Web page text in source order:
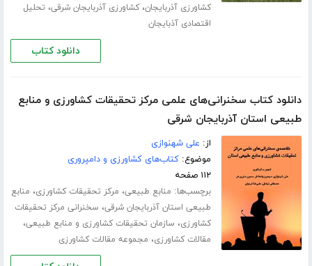
کشاورزی آذربایجان،کشاورزی آذربایجان شرقی، تحلیل
اقتصادی آذبایجان
دانلود کتاب
دانلود کتاب سخنرانی‌های علمی مرکز تحقیقات کشاورزی و منابع
طبیعی استان آذربایجان شرقی
از: علی شهنوازی
موضوع:کتاب‌های کشاورزی و دامپروری
۱۱۲ صفحه
برچسب‌ها: منابع طبیعی، مرکز تحقیقات کشاورزی، منابع
طبیعی استان آذربایجان شرقی، سخنرانی مرکز تحقیقات
کشاورزی، سازمان تحقیقات کشاورزی و منابع طبیعی،
مقالات کشاورزی، مجموعه مقالات کشاورزی